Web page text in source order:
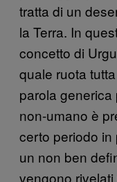
tratta di un
la Terra. In
concetto di
quale ruota
parola
non-umano è
certo periodo in
un non ben
vengono